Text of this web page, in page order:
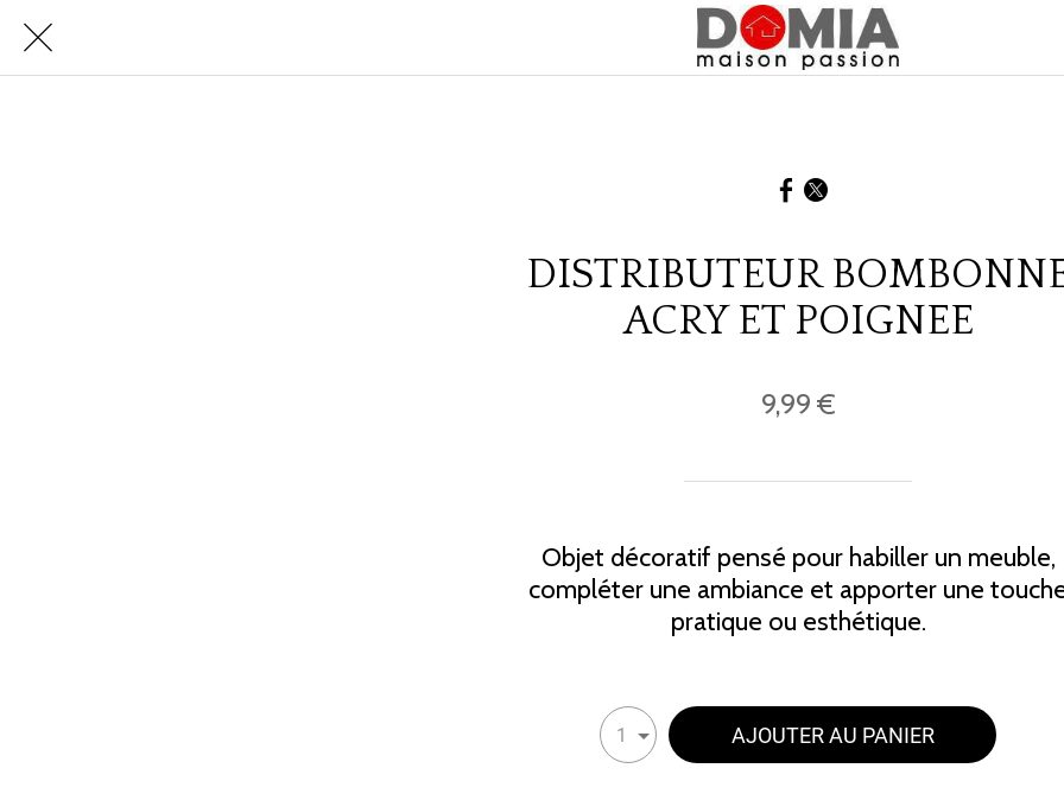
DISTRIBUTEUR
ACRY ET POIGNEE
9,99 €
Objet décoratif pensé pour habiller un meuble,
compléter une ambiance et apporter une
pratique ou esthétique.
1 AJOUTER AU PANIER